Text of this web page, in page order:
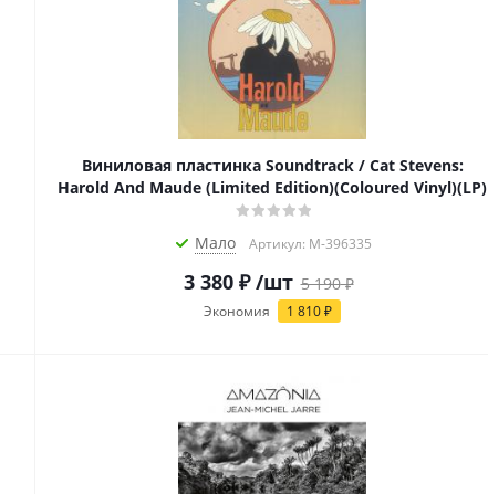
Виниловая пластинка Soundtrack / Cat Stevens:
Harold And Maude (Limited Edition)(Coloured Vinyl)(LP)
Мало Артикул: M-396335
3 380₽ /шт 5 190₽
Экономия 1 810₽